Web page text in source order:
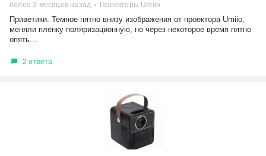
более 3 месяцев назад Проекторы Umiio
Приветики. Темное пятно внизу изображения от проектора Umiio,
меняли плёнку поляризационную, но через некоторое время пятно
опять...
2 ответа